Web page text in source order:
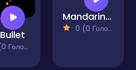
Mandarine Clicker
0 (0 Голосів)